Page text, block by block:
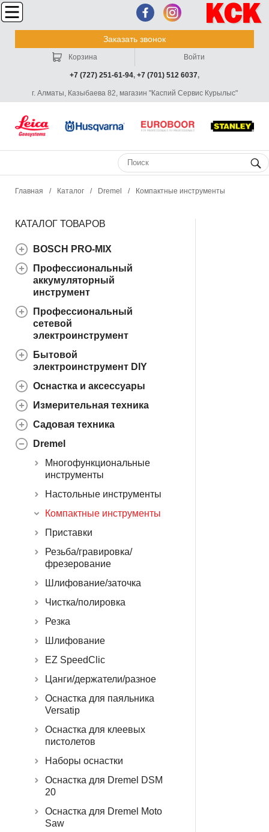
Заказать звонок
+7 (727) 251-61-94, +7 (701) 512 6037,
г. Алматы, Казыбаева 82, магазин "Каспий Сервис Курылыс"
Корзина Войти
Главная / Каталог / Dremel / Компактные инструменты
КАТАЛОГ ТОВАРОВ
BOSCH PRO-MIX
Профессиональный
аккумуляторный
инструмент
Профессиональный
сетевой
электроинструмент
Бытовой
электроинструмент DIY
Оснастка и аксессуары
Измерительная техника
Садовая техника
Dremel
Многофункциональные
инструменты
Настольные инструменты
Компактные инструменты
Приставки
Резьба/гравировка/
фрезерование
Шлифование/заточка
Чистка/полировка
Резка
Шлифование
EZ SpeedClic
Цанги/держатели/разное
Оснастка для паяльника
Versatip
Оснастка для клеевых
пистолетов
Наборы оснастки
Оснастка для Dremel DSM
20
Оснастка для Dremel Moto
Saw